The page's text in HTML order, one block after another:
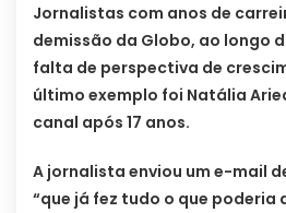
Jornalistas com anos de
demissão da Globo, ao longo
falta de perspectiva de
último exemplo foi Natália
canal após 17 anos.
A jornalista enviou um e-mail
“que já fez tudo o que poderia